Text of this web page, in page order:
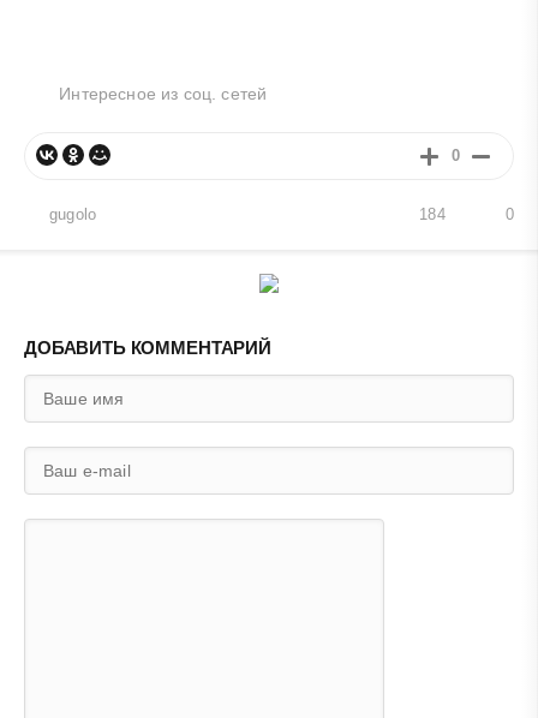
Интересное из соц. сетей
0
gugolo 0
184
ДОБАВИТЬ КОММЕНТАРИЙ